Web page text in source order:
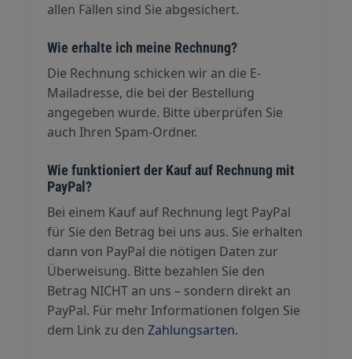
allen Fällen sind Sie abgesichert.
Wie erhalte ich meine Rechnung?
Die Rechnung schicken wir an die E-
Mailadresse, die bei der Bestellung
angegeben wurde. Bitte überprüfen Sie
auch Ihren Spam-Ordner.
Wie funktioniert der Kauf auf Rechnung mit
PayPal?
Bei einem Kauf auf Rechnung legt PayPal
für Sie den Betrag bei uns aus. Sie erhalten
dann von PayPal die nötigen Daten zur
Überweisung. Bitte bezahlen Sie den
Betrag NICHT an uns – sondern direkt an
PayPal. Für mehr Informationen folgen Sie
dem Link zu den Zahlungsarten.